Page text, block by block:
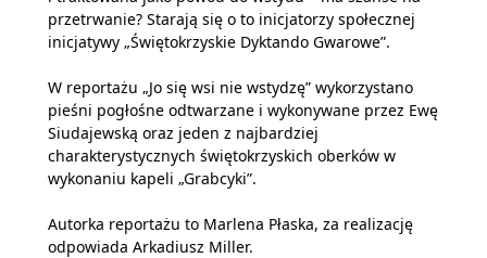
przetrwanie? Starają się o to inicjatorzy społecznej
inicjatywy „Świętokrzyskie Dyktando Gwarowe”.
W reportażu „Jo się wsi nie wstydzę” wykorzystano
pieśni pogłośne odtwarzane i wykonywane przez Ewę
Siudajewską oraz jeden z najbardziej
charakterystycznych świętokrzyskich oberków w
wykonaniu kapeli „Grabcyki”.
Autorka reportażu to Marlena Płaska, za realizację
odpowiada Arkadiusz Miller.